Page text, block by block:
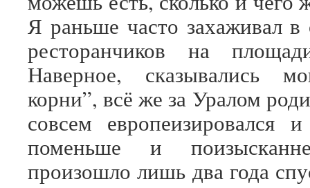
Я раньше часто захаживал в
ресторанчиков на
Наверное, сказывались
корни”, всё же за Уралом
совсем европеизировался
поменьше и
произошло лишь два года